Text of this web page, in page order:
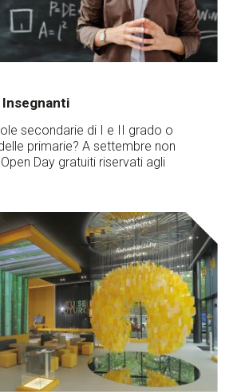
Insegnanti
secondarie di I e II grado o
primarie? A settembre non
Day gratuiti riservati agli